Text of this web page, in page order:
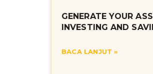
GENERATE YOUR
INVESTING AND
BACA LANJUT »